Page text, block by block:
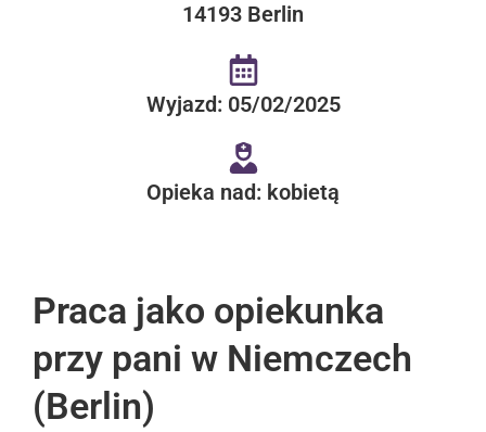
14193 Berlin
Wyjazd: 05/02/2025
Opieka nad: kobietą
Praca jako opiekunka
przy pani w Niemczech
(Berlin)